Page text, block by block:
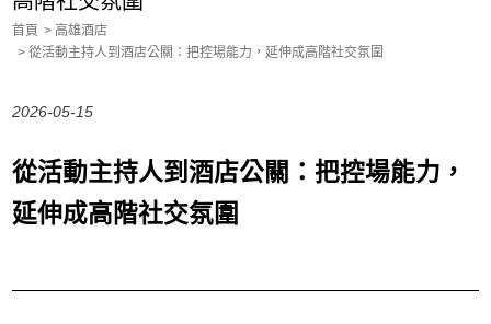
首頁
高雄酒店
從活動主持人到酒店公關：把控場能力，延伸成高階社交氛圍
2026-05-15
從活動主持人到酒店公關：把控場能力，
延伸成高階社交氛圍